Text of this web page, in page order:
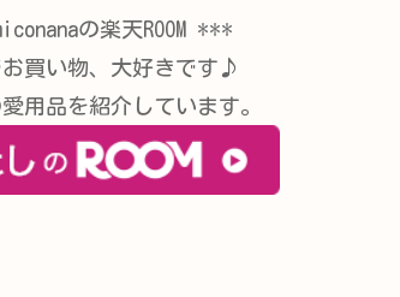
の楽天ROOM ***
買い物、大好きです♪
用品を紹介しています。